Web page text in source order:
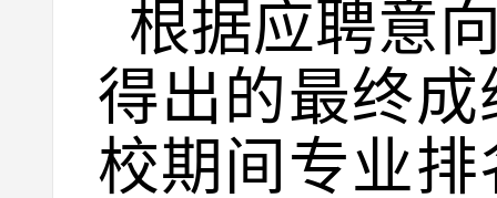
根据应聘意
得出的最终
校期间专业排